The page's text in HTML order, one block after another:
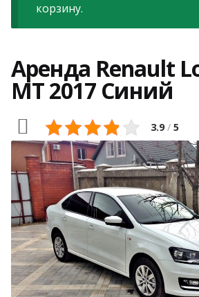
корзину.
Аренда Renault
MT 2017 Синий
3.9 / 5